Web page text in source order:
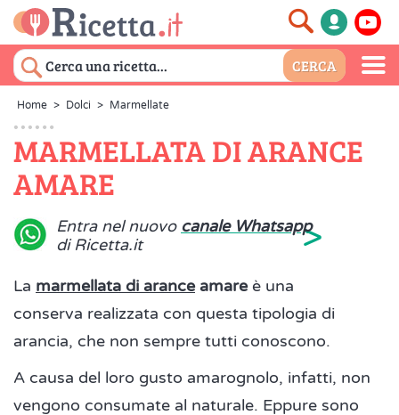
Home > Dolci > Marmellate
MARMELLATA DI ARANCE
AMARE
Entra nel nuovo canale Whatsapp
di Ricetta.it
>
La marmellata di aranceamareè una
conserva realizzata con questa tipologia di
arancia, che non sempre tutti conoscono.
A causa del loro gusto amarognolo, infatti, non
vengono consumate al naturale. Eppure sono